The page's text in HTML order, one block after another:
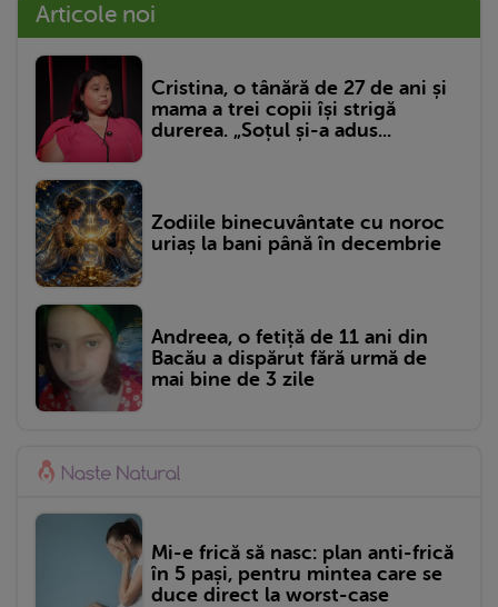
Articole noi
Cristina, o tânără de 27 de ani și
mama a trei copii își strigă
durerea. „Soțul și-a adus...
Zodiile binecuvântate cu noroc
uriaș la bani până în decembrie
Andreea, o fetiță de 11 ani din
Bacău a dispărut fără urmă de
mai bine de 3 zile
Mi-e frică să nasc: plan anti-frică
în 5 pași, pentru mintea care se
duce direct la worst-case